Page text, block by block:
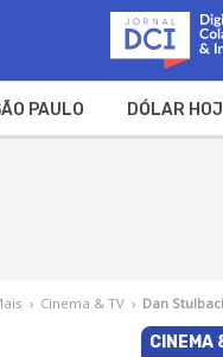
PAULO DÓLAR
› Cinema & TV › Dan
CINEMA